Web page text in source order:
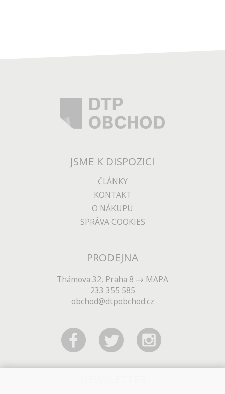
JSME K DISPOZICI
ČLÁNKY
KONTAKT
O NÁKUPU
SPRÁVA COOKIES
PRODEJNA
Thámova 32, Praha 8
MAPA
233 355 585
obchod@dtpobchod.cz